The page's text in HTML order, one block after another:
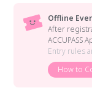
Offline
After
ACCUPASS
Entry rules
How to